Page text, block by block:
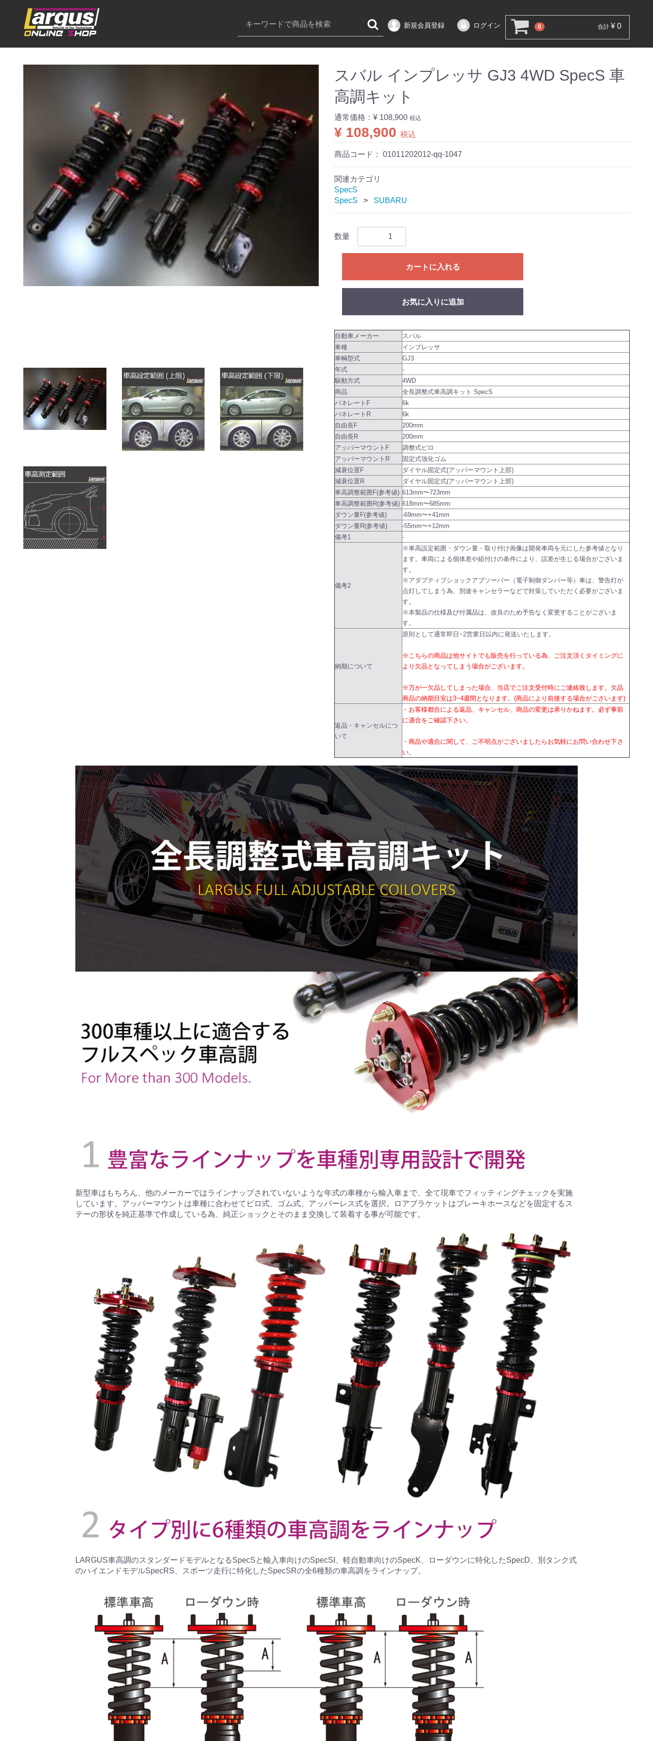
0 合計 ¥ 0
新規会員登録 ログイン
スバル インプレッサ GJ3 4WD SpecS 車
高調キット
通常価格： ¥ 108,900 税込
¥ 108,900 税込
商品コード： 01011202012-qq-1047
関連カテゴリ
SpecS
SpecS
SUBARU
数量
カートに入れる
お気に入りに追加
自動車メーカー
スバル
車種
インプレッサ
車輌型式
GJ3
年式
-
駆動方式
4WD
商品
全長調整式車高調キット SpecS
バネレートF
6k
バネレートR
6k
自由長F
200mm
自由長R
200mm
アッパーマウントF
調整式ピロ
アッパーマウントR
固定式強化ゴム
減衰位置F
ダイヤル固定式(アッパーマウント上部)
減衰位置R
ダイヤル固定式(アッパーマウント上部)
車高調整範囲F(参考値) 613mm〜723mm
車高調整範囲R(参考値) 618mm〜685mm
ダウン量F(参考値)
-69mm〜+41mm
ダウン量R(参考値)
-55mm〜+12mm
備考1
-
備考2
※車高設定範囲・ダウン量・取り付け画像は開発車両を元にした参考値となり
ます。車両による個体差や組付けの条件により、誤差が生じる場合がございま
す。
※アダプティブショックアブソーバー（電子制御ダンパー等）車は、警告灯が
点灯してしまう為、別途キャンセラーなどで対策していただく必要がございま
す。
※本製品の仕様及び付属品は、改良のため予告なく変更することがございま
す。
納期について
原則として通常即日~2営業日以内に発送いたします。
※こちらの商品は他サイトでも販売を行っている為、ご注文頂くタイミングに
より欠品となってしまう場合がございます。
※万が一欠品してしまった場合、当店でご注文受付時にご連絡致します。欠品
商品の納期目安は3~4週間となります。(商品により前後する場合がございます)
返品・キャンセルにつ
いて
・お客様都合による返品、キャンセル、商品の変更は承りかねます。必ず事前
に適合をご確認下さい。
・商品や適合に関して、ご不明点がございましたらお気軽にお問い合わせ下さ
い。
新型車はもちろん、他のメーカーではラインナップされていないような年式の車種から輸入車まで、全て現車でフィッティングチェックを実施
しています。アッパーマウントは車種に合わせてピロ式、ゴム式、アッパーレス式を選択。ロアブラケットはブレーキホースなどを固定するス
テーの形状を純正基準で作成している為、純正ショックとそのまま交換して装着する事が可能です。
LARGUS車高調のスタンダードモデルとなるSpecSと輸入車向けのSpecSI、軽自動車向けのSpecK、ローダウンに特化したSpecD、別タンク式
のハイエンドモデルSpecRS、スポーツ走行に特化したSpecSRの全6種類の車高調をラインナップ。